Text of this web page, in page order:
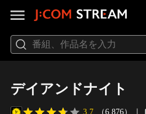
デイアンドナイト
3.7 （6,876） ｜